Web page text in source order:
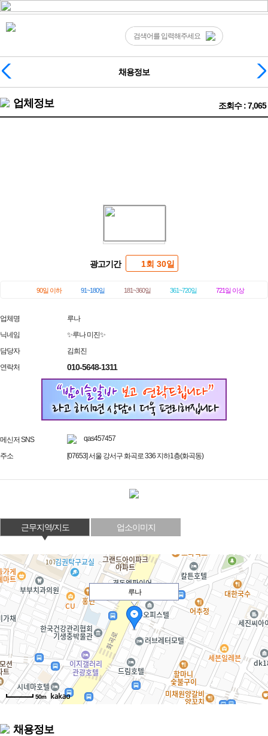
채용정보
업체정보 조회수 : 7,065
광고기간 1회 30일
90일 이하 91~180일 181~360일 361~720일 721일 이상
업체명
루나
닉네임
✨루나 미진✨
담당자
김희진
연락처
010-5648-1311
메신저 SNS qas457457
주소 [07653] 서울 강서구 화곡로 336 지하1층(화곡동)
근무지역/지도 업소이미지
루나
50m
채용정보